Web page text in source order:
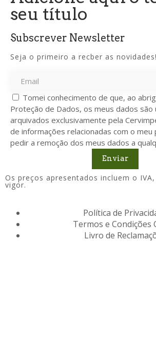
seu título
Subscrever Newsletter
Seja o primeiro a recber as novidades!
Tomei conhecimento de que, ao
Proteção de Dados, os meus dados são
arquivados exclusivamente pela
de informações relacionadas com o meu
pedir a remoção dos meus dados a
Enviar
Os preços apresentados incluem o
vigor.
Política de
Termos e Condições
Livro de